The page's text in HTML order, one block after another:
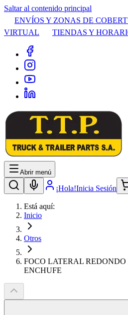
Saltar al contenido principal
ENVÍOS Y ZONAS DE
VIRTUAL
TIENDAS Y
Abrir menú
¡Hola!Inicia Sesión
Está aquí:
Inicio
Otros
FOCO LATERAL REDONDO
ENCHUFE